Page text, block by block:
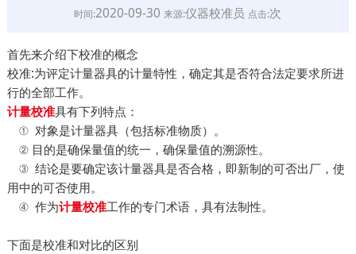
时间:2020-09-30来源:仪器校准员 点击:次
首先来介绍下校准的概念
校准:为评定计量器具的计量特性，确定其是否符合法定要求所进
行的全部工作。
计量校准具有下列特点：
① 对象是计量器具（包括标准物质）。
② 目的是确保量值的统一，确保量值的溯源性。
③ 结论是要确定该计量器具是否合格，即新制的可否出厂，使
用中的可否使用。
④ 作为计量校准工作的专门术语，具有法制性。
下面是校准和对比的区别